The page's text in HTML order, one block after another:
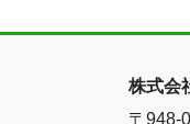
株式会
〒948-